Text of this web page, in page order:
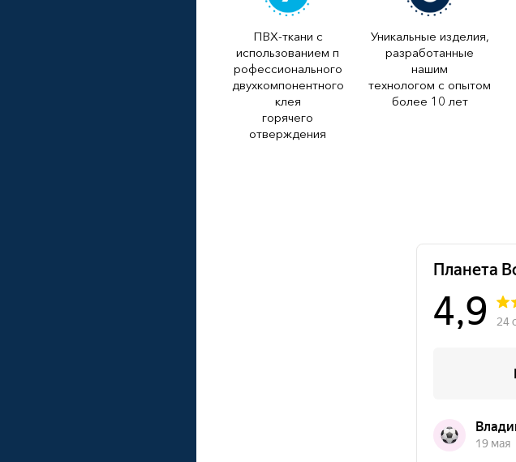
ПВХ-ткани с
использованием п
рофессионального
двухкомпонентного
клея
горячего
отверждения
Уникальные изделия,
разработанные
нашим
технологом с опытом
более 10 лет